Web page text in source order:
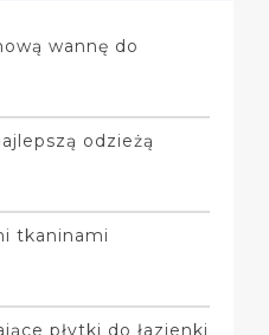
wannę do
odzieżą
tkaninami
płytki do łazienki